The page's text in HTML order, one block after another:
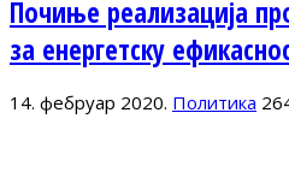
Почиње реализација
за енергетску
14. фебруар 2020. Политика